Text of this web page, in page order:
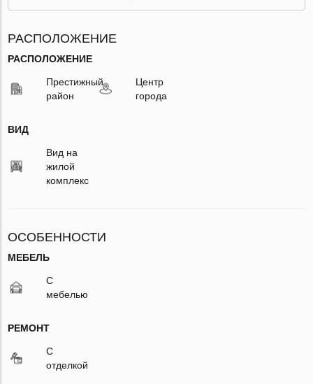
РАСПОЛОЖЕНИЕ
РАСПОЛОЖЕНИЕ
Престижный
район
Центр
города
ВИД
Вид на
жилой
комплекс
ОСОБЕННОСТИ
МЕБЕЛЬ
С
мебелью
РЕМОНТ
С
отделкой